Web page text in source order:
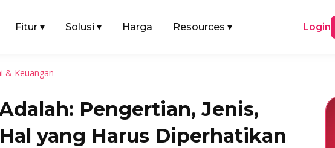
Fitur ▾ Solusi ▾ Harga Resources ▾ Login
& Keuangan
Pengertian, Jenis,
yang Harus Diperhatikan